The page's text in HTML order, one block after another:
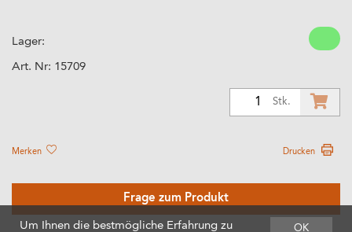
Lager:
Art. Nr: 15709
Stk.
Merken Drucken
Frage zum Produkt
OK
Um Ihnen die bestmögliche Erfahrung zu